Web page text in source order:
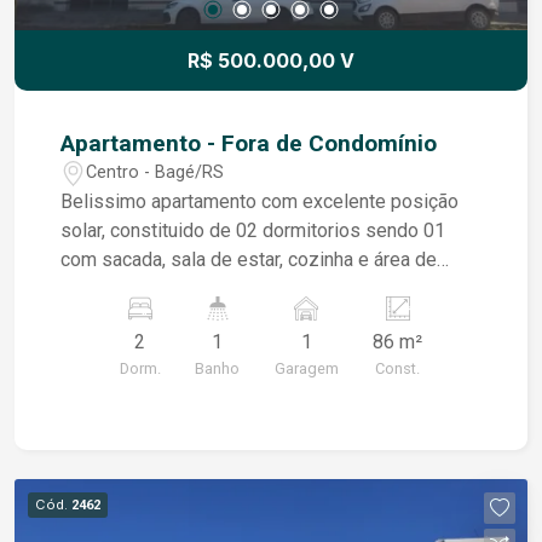
R$ 500.000,00 V
Apartamento - Fora de Condomínio
Centro - Bagé/RS
Belissimo apartamento com excelente posição
solar, constituido de 02 dormitorios sendo 01
com sacada, sala de estar, cozinha e área de
2
Dorm.
1
Banho
1
Garagem
86 m²
Const.
Cód. 2462